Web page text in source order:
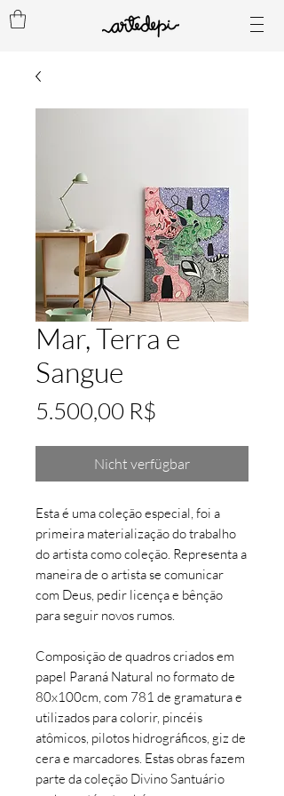
Mar, Terra e
Sangue
5.500,00 R$
Nicht verfügbar
Esta é uma coleção especial, foi a
primeira materialização do trabalho
do artista como coleção. Representa a
maneira de o artista se comunicar
com Deus, pedir licença e bênção
para seguir novos rumos.
Composição de quadros criados em
papel Paraná Natural no formato de
80x100cm, com 781 de gramatura e
utilizados para colorir, pincéis
atômicos, pilotos hidrográficos, giz de
cera e marcadores. Estas obras fazem
parte da coleção Divino Santuário